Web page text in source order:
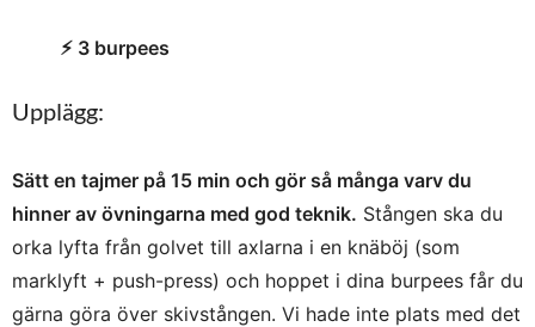
⚡︎ 3 burpees
Upplägg:
Sätt en tajmer på 15 min och gör så många varv du
hinner av övningarna med god teknik. Stången ska du
orka lyfta från golvet till axlarna i en knäböj (som
marklyft + push-press) och hoppet i dina burpees får du
gärna göra över skivstången. Vi hade inte plats med det